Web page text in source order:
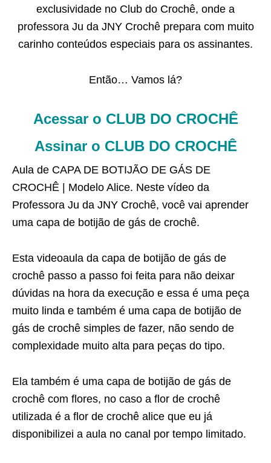
exclusividade no Club do Crochê, onde a
professora Ju da JNY Crochê prepara com muito
carinho conteúdos especiais para os assinantes.
Então… Vamos lá?
Acessar o CLUB DO CROCHÊ
Assinar o CLUB DO CROCHÊ
Aula de CAPA DE BOTIJÃO DE GÁS DE
CROCHÊ | Modelo Alice. Neste vídeo da
Professora Ju da JNY Crochê, você vai aprender
uma capa de botijão de gás de crochê.
Esta videoaula da capa de botijão de gás de
crochê passo a passo foi feita para não deixar
dúvidas na hora da execução e essa é uma peça
muito linda e também é uma capa de botijão de
gás de crochê simples de fazer, não sendo de
complexidade muito alta para peças do tipo.
Ela também é uma capa de botijão de gás de
crochê com flores, no caso a flor de crochê
utilizada é a flor de crochê alice que eu já
disponibilizei a aula no canal por tempo limitado.